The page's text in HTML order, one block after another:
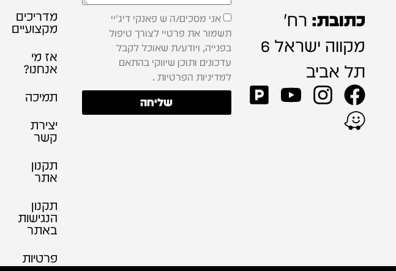
כתובת: רח'
מקווה ישראל 6
תל אביב
אני מסכים/ה ש פאנקי דיג'יי
תשמור את פרטיי לצורך טיפול
בפנייה, ויודע/ת שאוכל לקבל
עדכונים ותוכן שיווקי בהתאם
למדיניות הפרטיות .
שליחה
מדריכים
מקצועיים
אז מי
אנחנו?
תמיכה
יצירת
קשר
תקנון
אתר
תקנון
הנגישות
באתר
פרטיות